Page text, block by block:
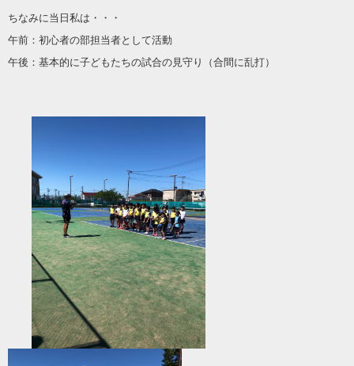
ちなみに当日私は・・・
午前：初心者の部担当者として活動
午後：基本的に子どもたちの試合の見守り（合間に乱打）